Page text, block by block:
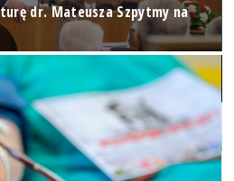
dr. Mateusza Szpytmy na